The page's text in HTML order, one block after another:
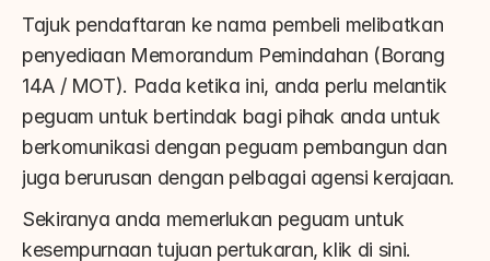
Tajuk pendaftaran ke nama pembeli melibatkan
penyediaan Memorandum Pemindahan (Borang
14A / MOT). Pada ketika ini, anda perlu melantik
peguam untuk bertindak bagi pihak anda untuk
berkomunikasi dengan peguam pembangun dan
juga berurusan dengan pelbagai agensi kerajaan.
Sekiranya anda memerlukan peguam untuk
kesempurnaan tujuan pertukaran, klik di sini.